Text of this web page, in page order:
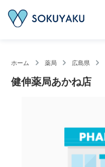
ホーム 薬局 広島県
健伸薬局あかね店